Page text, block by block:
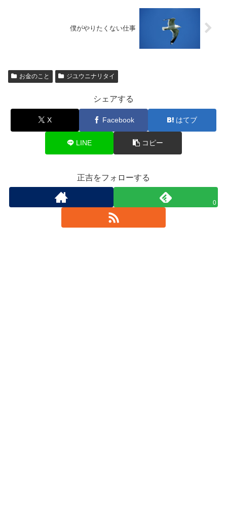
僕がやりたくない仕事
お金のこと ジユウニナリタイ
シェアする
X Facebook はてブ
LINE コピー
正吉をフォローする
0